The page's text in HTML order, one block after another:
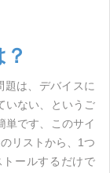
題は、デバイスに
いない、というご
単です、このサイ
リストから、1つ
トールするだけで